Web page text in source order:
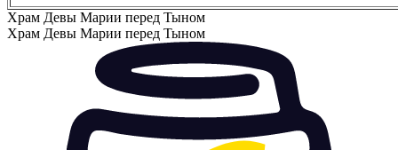
Храм Девы Марии перед Тыном
Храм Девы Марии перед Тыном